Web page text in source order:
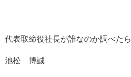
代表取締役社長が誰なのか調べたら
池松 博誠